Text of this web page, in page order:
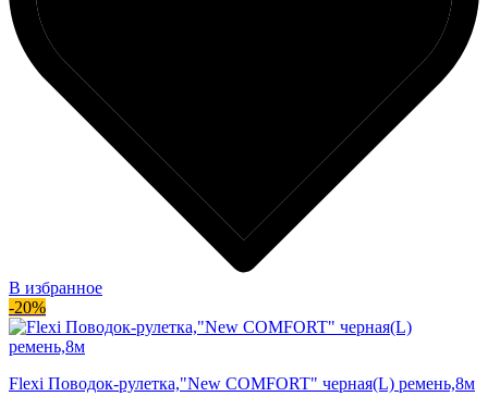
В избранное
-20%
Flexi Поводок-рулетка,"New COMFORT" черная(L) ремень,8м